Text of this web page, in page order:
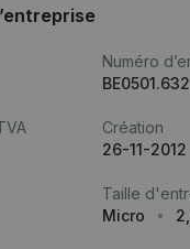
Numéro
Création
26-11-2012
Taille
Micro